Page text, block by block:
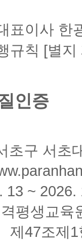
표이사 한
규칙 [별지
인증
초구 서초
13 ~ 2026.
평생교육
제47조